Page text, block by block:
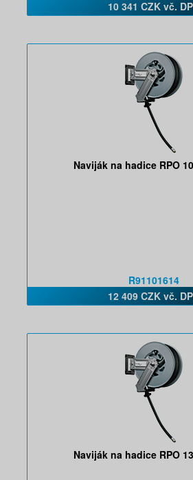
10 341 CZK vč.
Naviják na hadice RPO
R91101614
12 409 CZK vč.
Naviják na hadice RPO